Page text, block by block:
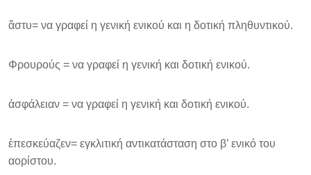
ἂστυ= να γραφεί η γενική ενικού και η δοτική πληθυντικού.
Φρουρούς = να γραφεί η γενική και δοτική ενικού.
ἀσφάλειαν = να γραφεί η γενική και δοτική ενικού.
ἐπεσκεύαζεν= εγκλιτική αντικατάσταση στο β’ ενικό του
αορίστου.